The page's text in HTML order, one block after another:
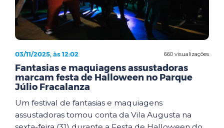
660 visualizações
03/11/2025, às 12:02
Fantasias e maquiagens assustadoras
marcam festa de Halloween no Parque
Júlio Fracalanza
Um festival de fantasias e maquiagens
assustadoras tomou conta da Vila Augusta na